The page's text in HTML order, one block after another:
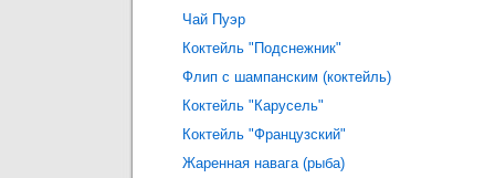
Чай Пуэр
Коктейль "Подснежник"
Флип с шампанским (коктейль)
Коктейль "Карусель"
Коктейль "Французский"
Жаренная навага (рыба)